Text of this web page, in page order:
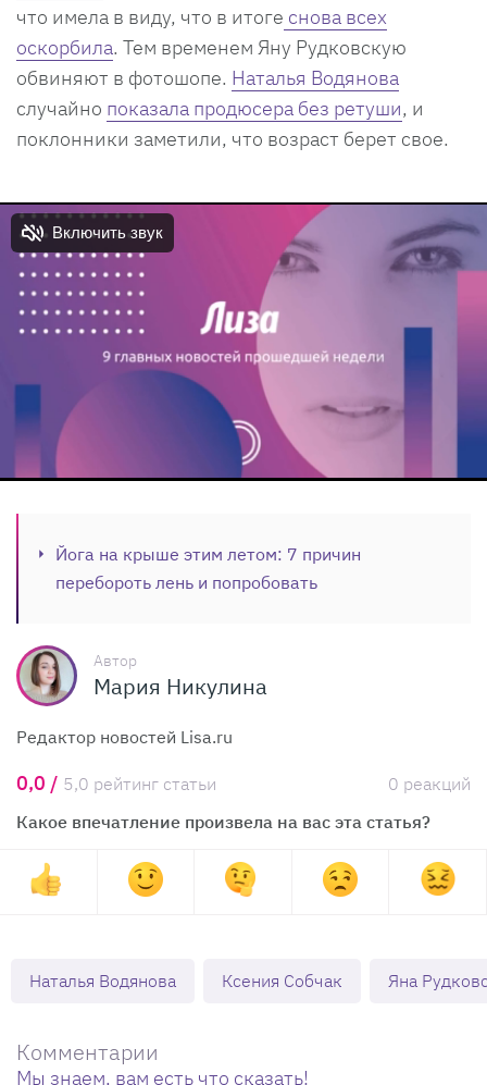
что имела в виду, что в итоге снова всех
оскорбила. Тем временем Яну Рудковскую
обвиняют в фотошопе. Наталья Водянова
случайно показала продюсера без ретуши, и
поклонники заметили, что возраст берет свое.
Йога на крыше этим летом: 7 причин
перебороть лень и попробовать
Автор
Мария Никулина
Редактор новостей Lisa.ru
0,0 / 5,0 рейтинг статьи
0 реакций
Какое впечатление произвела на вас эта статья?
Наталья Водянова Ксения Собчак Яна
Комментарии
Мы знаем, вам есть что сказать!